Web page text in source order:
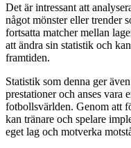
Det är intressant att
något mönster eller trender
fortsatta matcher mellan
att ändra sin statistik och
framtiden.
Statistik som denna ger
prestationer och anses vara
fotbollsvärlden. Genom att
kan tränare och spelare
eget lag och motverka